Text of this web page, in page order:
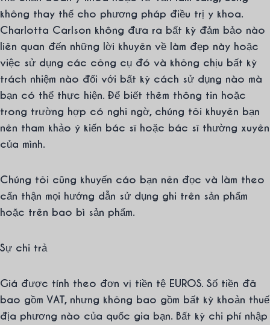
không thay thế cho phương pháp điều trị y khoa.
Charlotta Carlson không đưa ra bất kỳ đảm bảo nào
liên quan đến những lời khuyên về làm đẹp này hoặc
việc sử dụng các công cụ đó và không chịu bất kỳ
trách nhiệm nào đối với bất kỳ cách sử dụng nào mà
bạn có thể thực hiện. Để biết thêm thông tin hoặc
trong trường hợp có nghi ngờ, chúng tôi khuyên bạn
nên tham khảo ý kiến bác sĩ hoặc bác sĩ thường xuyên
của mình.
Chúng tôi cũng khuyến cáo bạn nên đọc và làm theo
cẩn thận mọi hướng dẫn sử dụng ghi trên sản phẩm
hoặc trên bao bì sản phẩm.
Sự chi trả
Giá được tính theo đơn vị tiền tệ EUROS. Số tiền đã
bao gồm VAT, nhưng không bao gồm bất kỳ khoản thuế
địa phương nào của quốc gia bạn. Bất kỳ chi phí nhập